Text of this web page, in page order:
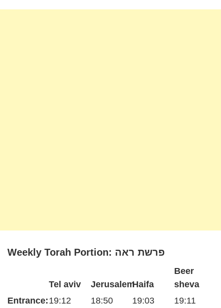
Weekly Torah Portion: פרשת ראה
Entrance:
Tel aviv
19:12
Jerusalem
18:50
Haifa
19:03
Beer
sheva
19:11